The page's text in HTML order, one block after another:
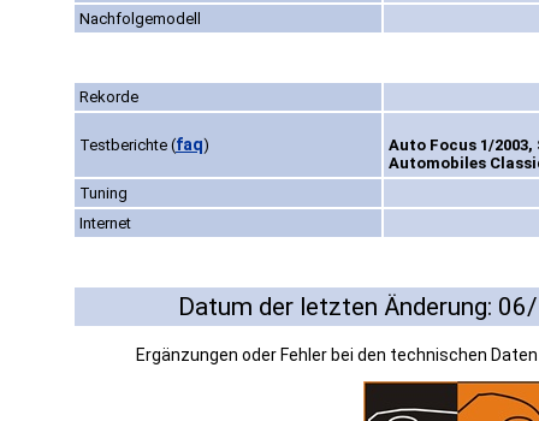
Nachfolgemodell
Rekorde
Testberichte (faq)
Auto Focus 1/2003,
Automobiles
Tuning
Internet
Datum der letzten Änderung:
Ergänzungen oder Fehler bei den technischen